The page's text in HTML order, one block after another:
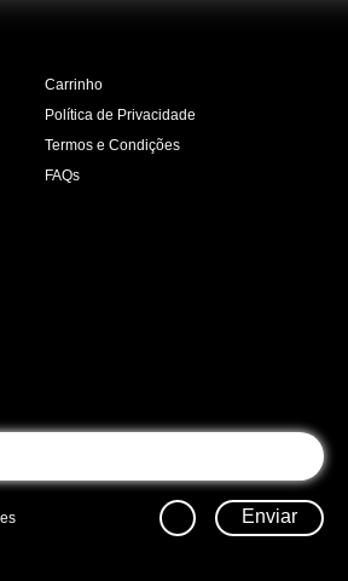
Carrinho
Política de Privacidade
Termos e Condições
FAQs
Enviar